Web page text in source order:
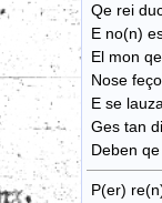
Qe rei
E no(n)
El mon
Nose
E se
Ges tan
Deben
P(er)